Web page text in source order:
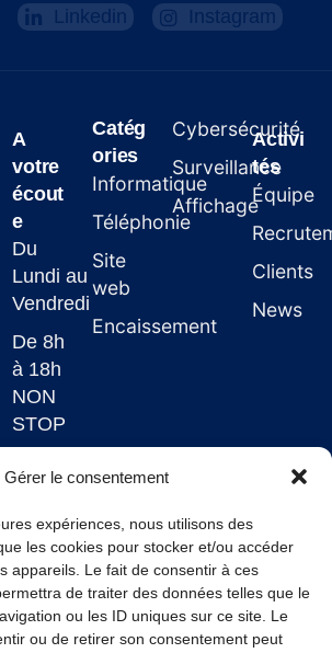
Gérer le consentement
expériences, nous utilisons des
les cookies pour stocker et/ou accéder
appareils. Le fait de consentir à ces
de traiter des données telles que le
ou les ID uniques sur ce site. Le
ou de retirer son consentement peut
Linkedin Instagram
A
votre
écout
e
Du
Lundi au
Vendredi
De 8h
à 18h
NON
STOP
Catég
ories
Informatique
Téléphonie
Site
web
Encaissement
Cybersécurité
Surveillance
Affichage
Activi
tés
Équipe
Clients
News